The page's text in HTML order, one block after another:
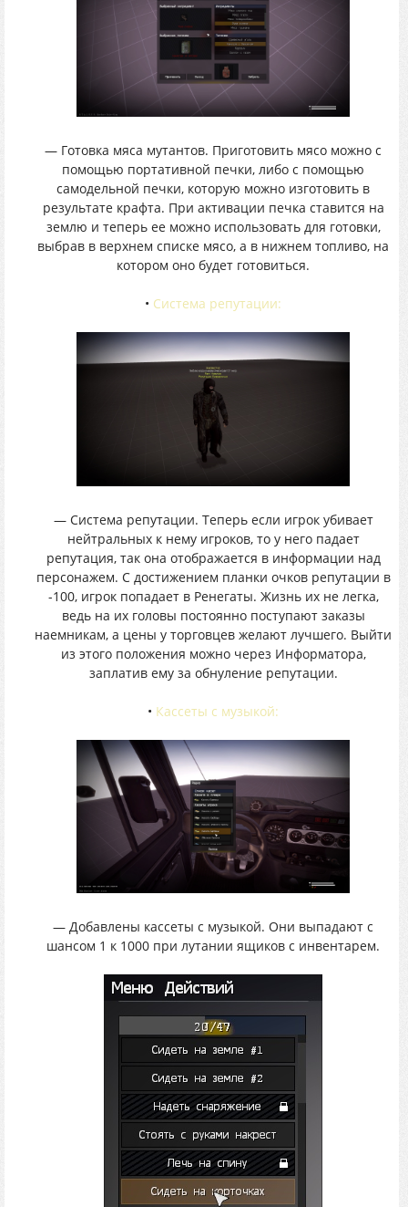
— Готовка мяса мутантов. Приготовить мясо можно с
помощью портативной печки, либо с помощью
самодельной печки, которую можно изготовить в
результате крафта. При активации печка ставится на
землю и теперь ее можно использовать для готовки,
выбрав в верхнем списке мясо, а в нижнем топливо, на
котором оно будет готовиться.
• Система репутации:
— Система репутации. Теперь если игрок убивает
нейтральных к нему игроков, то у него падает
репутация, так она отображается в информации над
персонажем. С достижением планки очков репутации в
-100, игрок попадает в Ренегаты. Жизнь их не легка,
ведь на их головы постоянно поступают заказы
наемникам, а цены у торговцев желают лучшего. Выйти
из этого положения можно через Информатора,
заплатив ему за обнуление репутации.
• Кассеты с музыкой:
— Добавлены кассеты с музыкой. Они выпадают с
шансом 1 к 1000 при лутании ящиков с инвентарем.